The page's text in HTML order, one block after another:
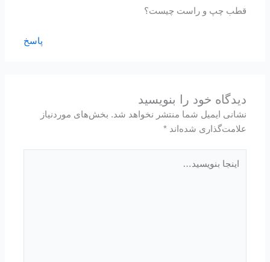
قطب چپ و راست چیست؟
پاسخ
دیدگاه‌ خود را بنویسید
نشانی ایمیل شما منتشر نخواهد شد. بخش‌های موردنیاز
علامت‌گذاری شده‌اند*
بنویسید…